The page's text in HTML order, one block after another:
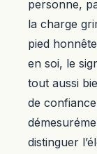
personne,
la charge
pied
en soi, le
tout aussi
de
distinguer